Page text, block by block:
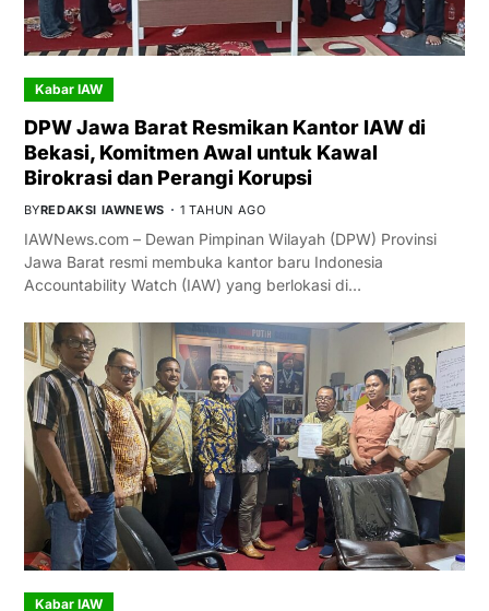
Kabar IAW
DPW Jawa Barat Resmikan Kantor IAW di
Bekasi, Komitmen Awal untuk Kawal
Birokrasi dan Perangi Korupsi
BYREDAKSI IAWNEWS 1 TAHUN AGO
IAWNews.com – Dewan Pimpinan Wilayah (DPW) Provinsi
Jawa Barat resmi membuka kantor baru Indonesia
Accountability Watch (IAW) yang berlokasi di…
Kabar IAW